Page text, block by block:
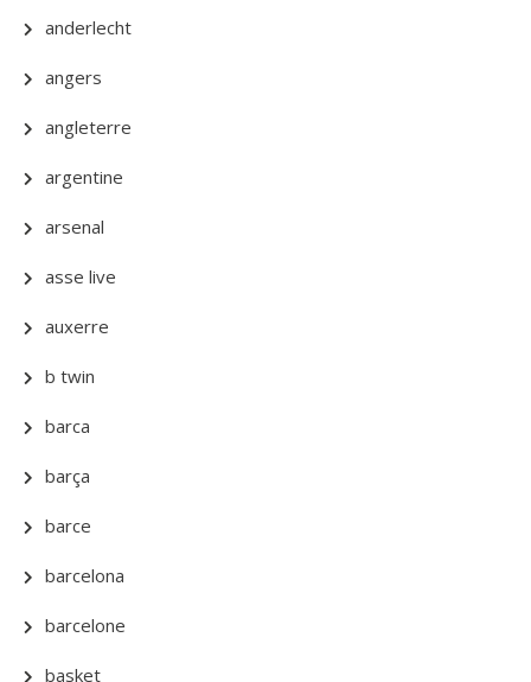
anderlecht
angers
angleterre
argentine
arsenal
asse live
auxerre
b twin
barca
barça
barce
barcelona
barcelone
basket